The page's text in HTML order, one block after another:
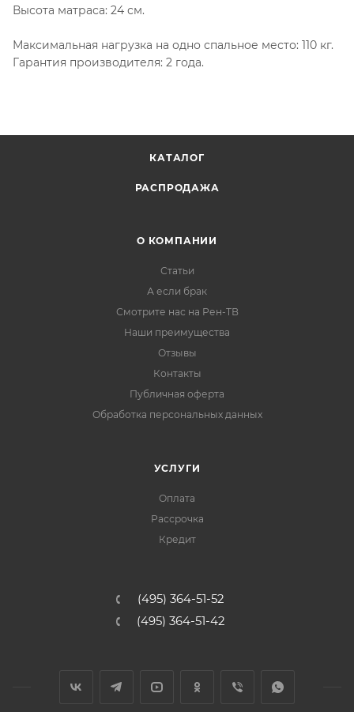
Высота матраса: 24 см.
Максимальная нагрузка на одно спальное место: 110 кг.
Гарантия производителя: 2 года.
КАТАЛОГ
РАСПРОДАЖА
О КОМПАНИИ
Статьи
А если брак
Смотрите нас на Рен-ТВ
Наши преимущества
Отзывы
Контакты
Публичная оферта
Обработка персональных данных
УСЛУГИ
Оплата
Рассрочка
Кредит
(495) 364-51-52
(495) 364-51-42